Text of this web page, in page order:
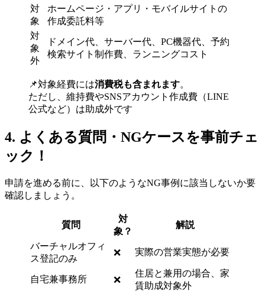
対
象
ホームページ・アプリ・モバイルサイトの
作成委託料等
対
象
外
ドメイン代、サーバー代、PC機器代、予約
検索サイト制作費、ランニングコスト
📌対象経費には消費税も含まれます。
ただし、維持費やSNSアカウント作成費（LINE
公式など）は助成外です
4. よくある質問・NGケースを事前チェ
ック！
申請を進める前に、以下のようなNG事例に該当しないか要
確認しましょう。
質問
対
象？
解説
バーチャルオフィ
ス登記のみ
❌ 実際の営業実態が必要
自宅兼事務所 ❌
住居と兼用の場合、家
賃助成対象外